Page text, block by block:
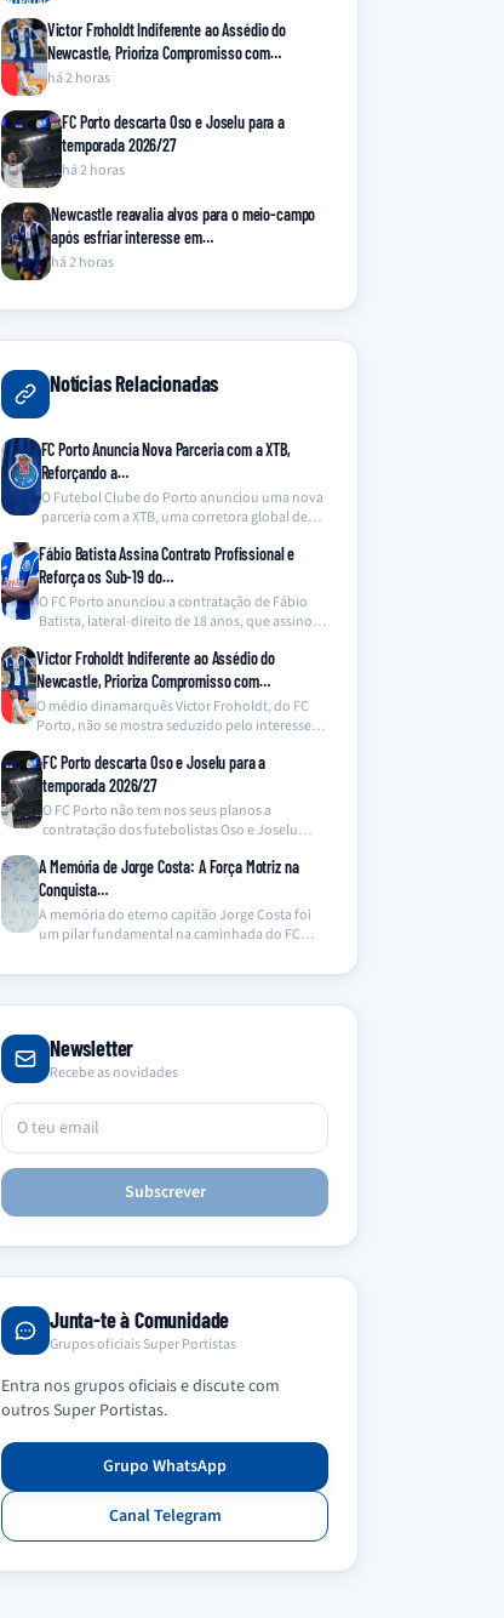
Victor Froholdt Indiferente ao Assédio do
Newcastle, Prioriza Compromisso com…
há 2 horas
FC Porto descarta Oso e Joselu para a
temporada 2026/27
há 2 horas
Newcastle reavalia alvos para o meio-campo
após esfriar interesse em…
há 2 horas
Notícias Relacionadas
FC Porto Anuncia Nova Parceria com a XTB,
Reforçando a…
O Futebol Clube do Porto anunciou uma nova
parceria com a XTB, uma corretora global de…
Fábio Batista Assina Contrato Profissional e
Reforça os Sub-19 do…
O FC Porto anunciou a contratação de Fábio
Batista, lateral-direito de 18 anos, que assinou
Victor Froholdt Indiferente ao Assédio do
Newcastle, Prioriza Compromisso com…
O médio dinamarquês Victor Froholdt, do FC
Porto, não se mostra seduzido pelo interesse
FC Porto descarta Oso e Joselu para a
temporada 2026/27
O FC Porto não tem nos seus planos a
contratação dos futebolistas Oso e Joselu
A Memória de Jorge Costa: A Força Motriz na
Conquista…
A memória do eterno capitão Jorge Costa foi
um pilar fundamental na caminhada do FC
Newsletter
Recebe as novidades
Subscrever
Junta-te à Comunidade
Grupos oficiais Super Portistas
Entra nos grupos oficiais e discute com
outros Super Portistas.
Grupo WhatsApp
Canal Telegram